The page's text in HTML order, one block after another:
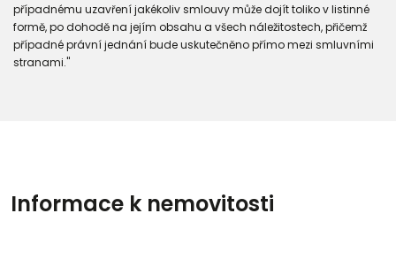
případnému uzavření jakékoliv smlouvy může dojít toliko v listinné
formě, po dohodě na jejím obsahu a všech náležitostech, přičemž
případné právní jednání bude uskutečněno přímo mezi smluvními
stranami."
Informace k nemovitosti